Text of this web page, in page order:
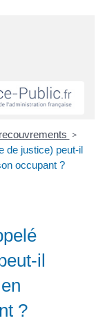
>
de justice) peut-il
occupant ?
il
?